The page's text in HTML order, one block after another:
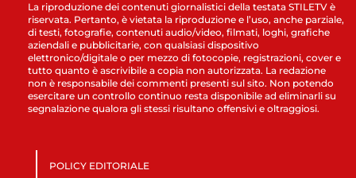
La riproduzione dei contenuti giornalistici della testata STILETV è
riservata. Pertanto, è vietata la riproduzione e l’uso, anche parziale,
di testi, fotografie, contenuti audio/video, filmati, loghi, grafiche
aziendali e pubblicitarie, con qualsiasi dispositivo
elettronico/digitale o per mezzo di fotocopie, registrazioni, cover e
tutto quanto è ascrivibile a copia non autorizzata. La redazione
non è responsabile dei commenti presenti sul sito. Non potendo
esercitare un controllo continuo resta disponibile ad eliminarli su
segnalazione qualora gli stessi risultano offensivi e oltraggiosi.
POLICY EDITORIALE